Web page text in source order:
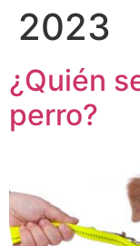
2023
¿Quién
perro?